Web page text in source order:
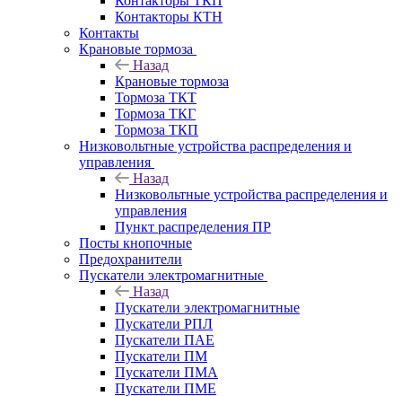
Контакторы КТН
Контакты
Крановые тормоза
Назад
Крановые тормоза
Тормоза ТКТ
Тормоза ТКГ
Тормоза ТКП
Низковольтные устройства распределения и
управления
Назад
Низковольтные устройства распределения и
управления
Пункт распределения ПР
Посты кнопочные
Предохранители
Пускатели электромагнитные
Назад
Пускатели электромагнитные
Пускатели РПЛ
Пускатели ПАЕ
Пускатели ПМ
Пускатели ПМА
Пускатели ПМЕ